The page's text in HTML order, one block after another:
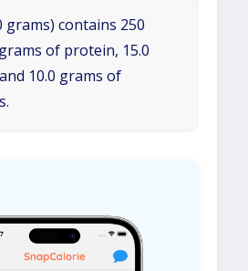
grams) contains 250
of protein, 15.0
10.0 grams of